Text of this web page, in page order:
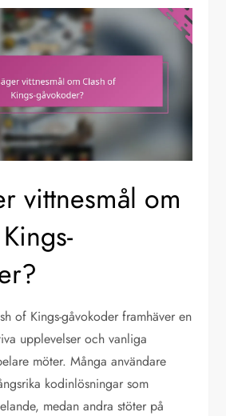
vittnesmål om
of Kings-gåvokoder framhäver en
upplevelser och vanliga
möter. Många användare
kodinlösningar som
medan andra stöter på